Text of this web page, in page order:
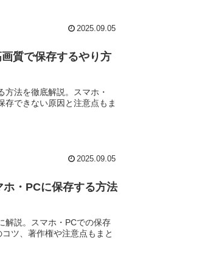
2025.09.05
質で保存するやり方
法を徹底解説。スマホ・
存できない原因と注意点もま
2025.09.05
・PCに保存する方法
解説。スマホ・PCでの保存
ツ、著作権や注意点もまと